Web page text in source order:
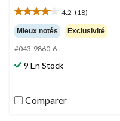
4.2 (18)
4.2
étoile(s)
sur
5.
18
Mieux notés Exclusivité
#043-9860-6
9 En Stock
Comparer